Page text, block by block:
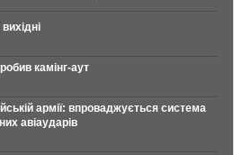
камінг-аут
армії: впроваджується система
авіаударів